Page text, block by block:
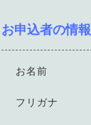
お申込者の情
お名前
フリガナ